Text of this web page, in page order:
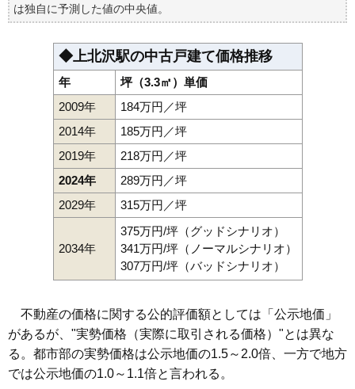
は独自に予測した値の中央値。
◆上北沢駅の中古戸建て価格推移
年
坪（3.3㎡）単価
2009年
184万円／坪
2014年
185万円／坪
2019年
218万円／坪
2024年
289万円／坪
2029年
315万円／坪
2034年
375万円/坪（グッドシナリオ）
341万円/坪（ノーマルシナリオ）
307万円/坪（バッドシナリオ）
不動産の価格に関する公的評価額としては「公示地価」
があるが、"実勢価格（実際に取引される価格）"とは異な
る。都市部の実勢価格は公示地価の1.5～2.0倍、一方で地方
では公示地価の1.0～1.1倍と言われる。